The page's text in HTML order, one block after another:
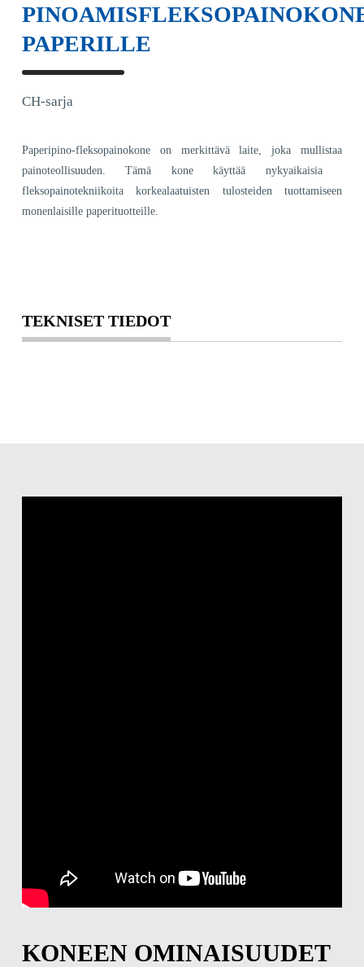
PAPERILLE
CH-sarja
Paperipino-fleksopainokone on merkittävä laite, joka mullistaa
painoteollisuuden. Tämä kone käyttää nykyaikaisia ​​
fleksopainotekniikoita korkealaatuisten tulosteiden tuottamiseen
monenlaisille paperituotteille.
TEKNISET TIEDOT
KONEEN OMINAISUUDET